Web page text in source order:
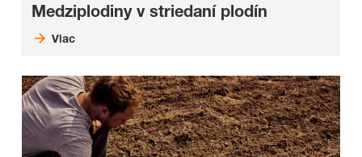
Medziplodiny v striedaní plodín
Viac